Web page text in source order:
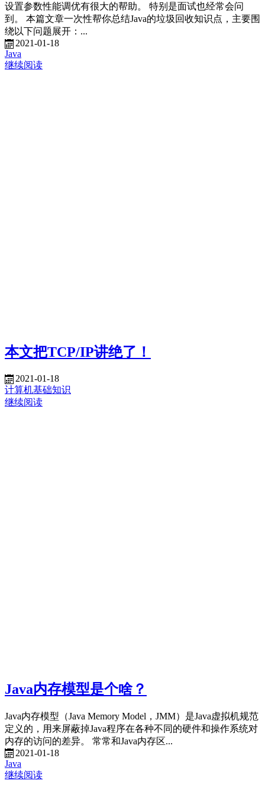
设置参数性能调优有很大的帮助。 特别是面试也经常会问
到。 本篇文章一次性帮你总结Java的垃圾回收知识点，主要围
绕以下问题展开：...
2021-01-18
Java
继续阅读
本文把TCP/IP讲绝了！
2021-01-18
计算机基础知识
继续阅读
Java内存模型是个啥？
Java内存模型（Java Memory Model，JMM）是Java虚拟机规范
定义的，用来屏蔽掉Java程序在各种不同的硬件和操作系统对
内存的访问的差异。 常常和Java内存区...
2021-01-18
Java
继续阅读